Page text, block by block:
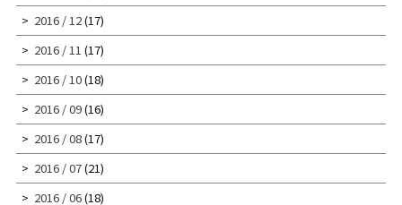
2016 / 12(17)
2016 / 11 (17)
2016 / 10(18)
2016 / 09(16)
2016 / 08(17)
2016 / 07(21)
2016 / 06(18)